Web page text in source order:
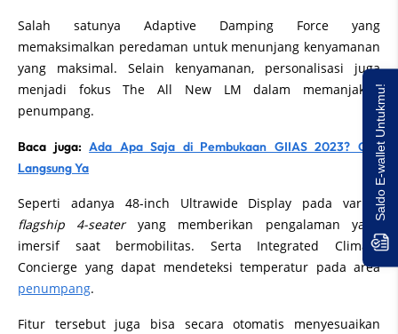
Salah satunya Adaptive Damping Force yang
memaksimalkan peredaman untuk menunjang kenyamanan
yang maksimal. Selain kenyamanan, personalisasi juga
menjadi fokus The All New LM dalam memanjakan
penumpang.
Baca juga:Ada Apa Saja di Pembukaan GIIAS 2023? Cek
Langsung Ya
Seperti adanya 48-inch Ultrawide Display pada varian
flagship 4-seateryang memberikan pengalaman yang
imersif saat bermobilitas. Serta Integrated Climate
Concierge yang dapat mendeteksi temperatur pada area
penumpang.
Fitur tersebut juga bisa secara otomatis menyesuaikan
Saldo E-wallet Untukmu!